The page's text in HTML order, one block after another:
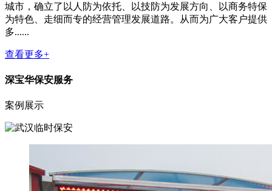
城市，确立了以人防为依托、以技防为发展方向、以商务特保
为特色、走细而专的经营管理发展道路。从而为广大客户提供
多......
查看更多+
深宝华保安服务
案例展示